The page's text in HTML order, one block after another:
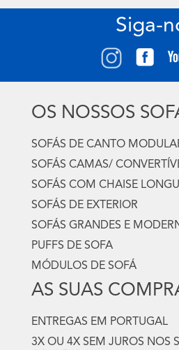
Siga-
OS NOSSOS
SOFÁS DE CANTO
SOFÁS CAMAS/
SOFÁS COM CHAISE
SOFÁS DE EXTERIOR
SOFÁS GRANDES E
PUFFS DE SOFA
MÓDULOS DE SOFÁ
AS SUAS
ENTREGAS EM PORTUGAL
3X OU 4X SEM JUROS NOS